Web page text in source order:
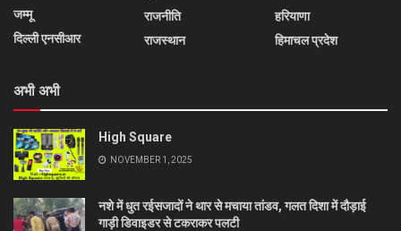
जम्मू
दिल्ली एनसीआर
राजनीति
राजस्थान
हरियाणा
हिमाचल प्रदेश
अभी अभी
High Square
NOVEMBER 1, 2025
नशे में धुत रईसजादों ने थार से मचाया तांडव, गलत दिशा में दौड़ाई
गाड़ी डिवाइडर से टकराकर पलटी